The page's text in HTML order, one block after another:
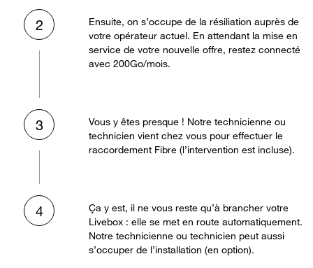
2
Ensuite, on s’occupe de la résiliation auprès de
votre opérateur actuel. En attendant la mise en
service de votre nouvelle offre, restez connecté
avec 200Go/mois.
3
Vous y êtes presque ! Notre technicienne ou
technicien vient chez vous pour effectuer le
raccordement Fibre (l’intervention est incluse).
4
Ça y est, il ne vous reste qu’à brancher votre
Livebox : elle se met en route automatiquement.
Notre technicienne ou technicien peut aussi
s’occuper de l’installation (en option).